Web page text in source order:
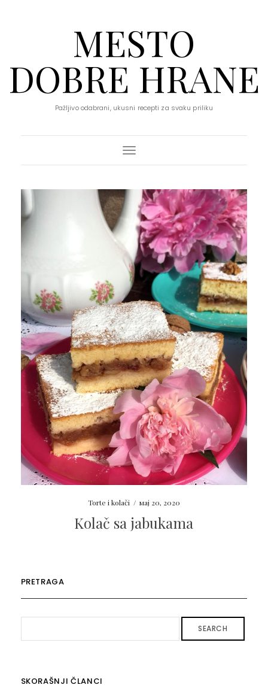
MESTO
DOBRE HRANE
Pažljivo odabrani, ukusni recepti za svaku priliku
Toggle Navigation
Torte i kolači / мај 20, 2020
Kolač sa jabukama
PRETRAGA
SEARCH
SKORAŠNJI ČLANCI